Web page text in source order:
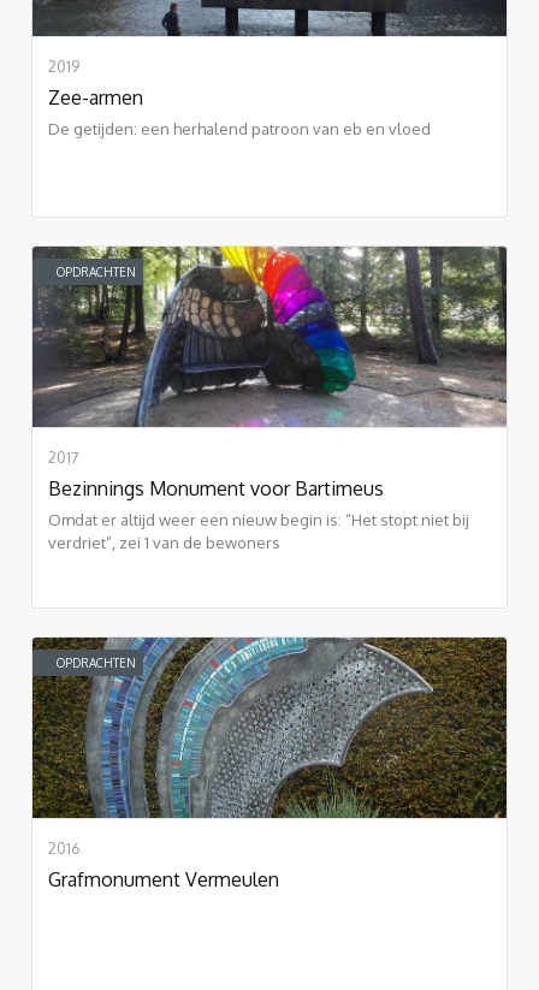
2019
Zee-armen
De getijden: een herhalend patroon van eb en vloed
OPDRACHTEN
2017
Bezinnings Monument voor Bartimeus
Omdat er altijd weer een nieuw begin is: “Het stopt niet bij
verdriet”, zei 1 van de bewoners
OPDRACHTEN
2016
Grafmonument Vermeulen